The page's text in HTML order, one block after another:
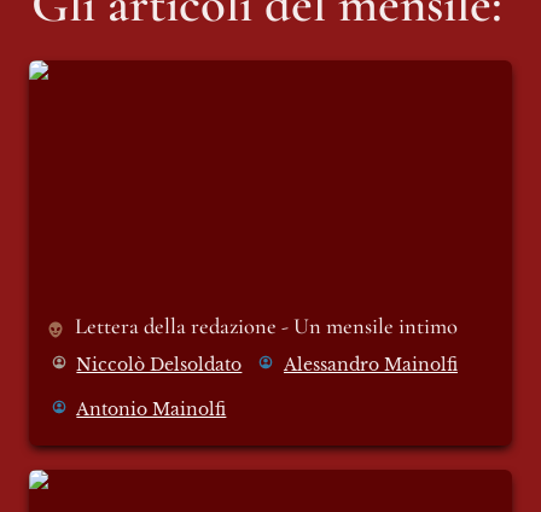
Lettera della redazione - Un mensile intimo
Lettera della redazione - Un mensile intimo
Niccolò Delsoldato Alessandro Mainolfi
Antonio Mainolfi
Lo Svuotatasche